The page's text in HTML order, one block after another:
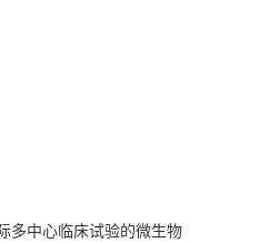
多中心临床试验的微生物